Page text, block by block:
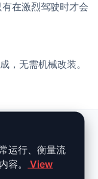
在激烈驾驶时才会
，无需机械改装。
Gt：你
运行、衡量流
容。
View